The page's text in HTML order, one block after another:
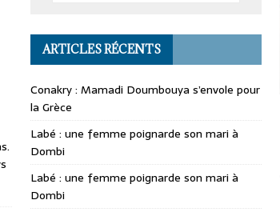
ARTICLES RÉCENTS
Conakry : Mamadi Doumbouya s’envole pour
la Grèce
Labé : une femme poignarde son mari à
Dombi
Labé : une femme poignarde son mari à
Dombi